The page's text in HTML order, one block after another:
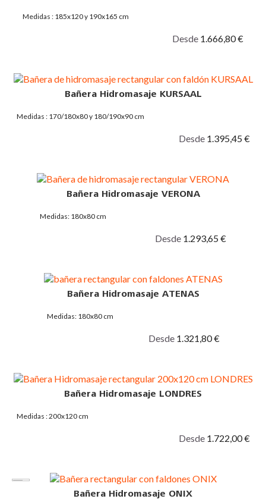
Medidas : 185x120 y 190x165 cm
Desde 1.666,80 €
Bañera Hidromasaje KURSAAL
Medidas : 170/180x80 y 180/190x90 cm
Desde 1.395,45 €
Bañera Hidromasaje VERONA
Medidas: 180x80 cm
Desde 1.293,65 €
Bañera Hidromasaje ATENAS
Medidas: 180x80 cm
Desde 1.321,80 €
Bañera Hidromasaje LONDRES
Medidas : 200x120 cm
Desde 1.722,00 €
Bañera Hidromasaje ONIX